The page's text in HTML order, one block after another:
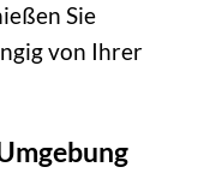
Sie
von Ihrer